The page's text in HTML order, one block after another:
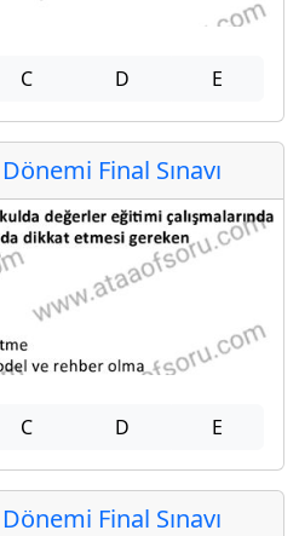
C D E
Final Sınavı
C D E
Final Sınavı